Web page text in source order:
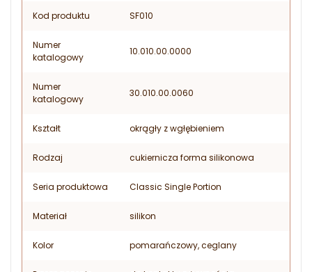
Kod produktu SF010
Numer
katalogowy
10.010.00.0000
Numer
katalogowy
30.010.00.0060
Kształt okrągły z wgłębieniem
Rodzaj cukiernicza forma silikonowa
Seria produktowa Classic Single Portion
Materiał silikon
Kolor pomarańczowy, ceglany